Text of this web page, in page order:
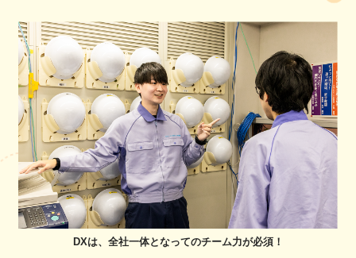
DXは、全社一体となってのチーム力が必須！